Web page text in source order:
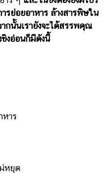
รย่อยอาหาร ล้างสารพิษใน
กนั้นเรายังจะได้สรรพคุณ
งอ่อนก็มีดังนี้
หาร
หยุด